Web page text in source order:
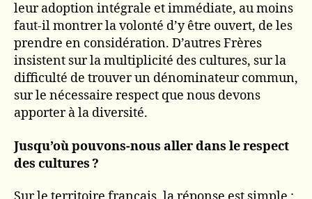
leur adoption intégrale et immédiate, au moins
faut-il montrer la volonté d’y être ouvert, de les
prendre en considération. D’autres Frères
insistent sur la multiplicité des cultures, sur la
difficulté de trouver un dénominateur commun,
sur le nécessaire respect que nous devons
apporter à la diversité.
Jusqu’où pouvons-nous aller dans le respect
des cultures ?